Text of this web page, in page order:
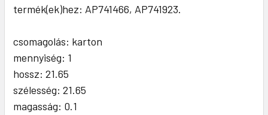
termék(ek)hez: AP741466, AP741923.
csomagolás: karton
mennyiség: 1
hossz: 21.65
szélesség: 21.65
magasság: 0.1